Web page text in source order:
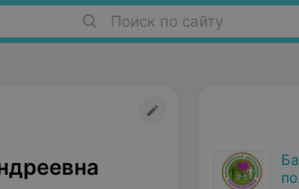
Поиск по сайту